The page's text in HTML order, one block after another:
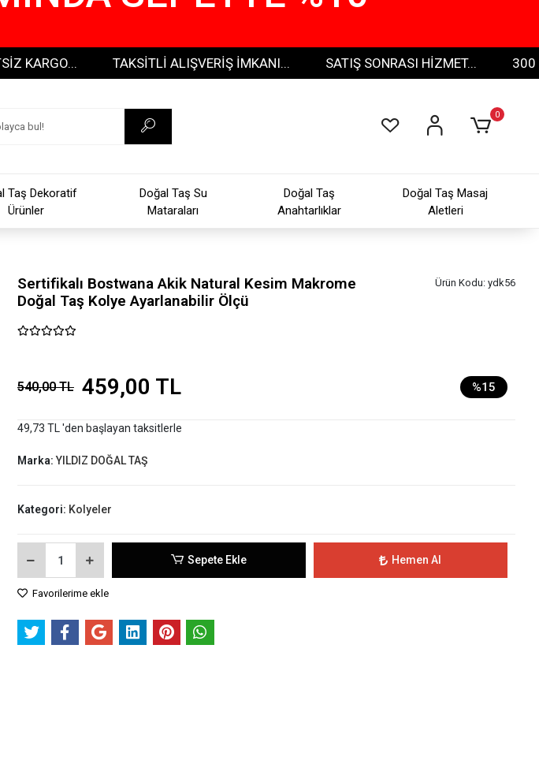
TAKSİTLİ ALIŞVERİŞ İMKANI... SATIŞ SONRASI HİZMET... 300 TL
0
Taş Dekoratif
Ürünler
Doğal Taş Su
Mataraları
Doğal Taş
Anahtarlıklar
Doğal Taş Masaj
Aletleri
Sertifikalı Bostwana Akik Natural Kesim Makrome
Doğal Taş Kolye Ayarlanabilir Ölçü
Ürün Kodu: ydk56
540,00 TL 459,00 TL %15
49,73 TL 'den başlayan taksitlerle
Marka:YILDIZ DOĞAL TAŞ
Kategori: Kolyeler
Sepete Ekle Hemen Al
Favorilerime ekle